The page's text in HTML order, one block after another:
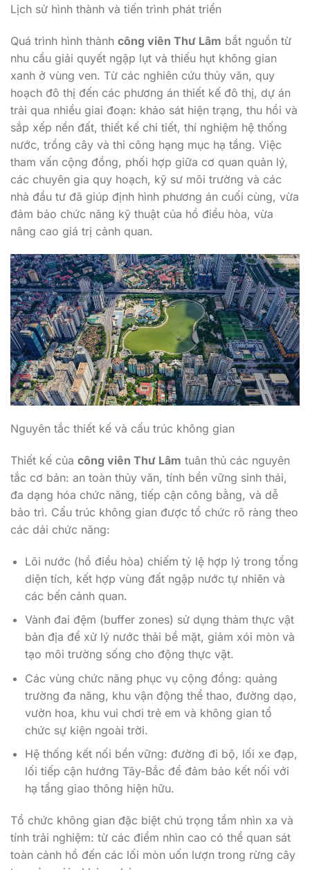
Lịch sử hình thành và tiến trình phát triển
Quá trình hình thành công viên Thư Lâm bắt nguồn từ
nhu cầu giải quyết ngập lụt và thiếu hụt không gian
xanh ở vùng ven. Từ các nghiên cứu thủy văn, quy
hoạch đô thị đến các phương án thiết kế đô thị, dự án
trải qua nhiều giai đoạn: khảo sát hiện trạng, thu hồi và
sắp xếp nền đất, thiết kế chi tiết, thí nghiệm hệ thống
nước, trồng cây và thi công hạng mục hạ tầng. Việc
tham vấn cộng đồng, phối hợp giữa cơ quan quản lý,
các chuyên gia quy hoạch, kỹ sư môi trường và các
nhà đầu tư đã giúp định hình phương án cuối cùng, vừa
đảm bảo chức năng kỹ thuật của hồ điều hòa, vừa
nâng cao giá trị cảnh quan.
Nguyên tắc thiết kế và cấu trúc không gian
Thiết kế của công viên Thư Lâm tuân thủ các nguyên
tắc cơ bản: an toàn thủy văn, tính bền vững sinh thái,
đa dạng hóa chức năng, tiếp cận công bằng, và dễ
bảo trì. Cấu trúc không gian được tổ chức rõ ràng theo
các dải chức năng:
Lõi nước (hồ điều hòa) chiếm tỷ lệ hợp lý trong tổng
diện tích, kết hợp vùng đất ngập nước tự nhiên và
các bến cảnh quan.
Vành đai đệm (buffer zones) sử dụng thảm thực vật
bản địa để xử lý nước thải bề mặt, giảm xói mòn và
tạo môi trường sống cho động thực vật.
Các vùng chức năng phục vụ cộng đồng: quảng
trường đa năng, khu vận động thể thao, đường dạo,
vườn hoa, khu vui chơi trẻ em và không gian tổ
chức sự kiện ngoài trời.
Hệ thống kết nối bền vững: đường đi bộ, lối xe đạp,
lối tiếp cận hướng Tây-Bắc để đảm bảo kết nối với
hạ tầng giao thông hiện hữu.
Tổ chức không gian đặc biệt chú trọng tầm nhìn xa và
tính trải nghiệm: từ các điểm nhìn cao có thể quan sát
toàn cảnh hồ đến các lối mòn uốn lượn trong rừng cây